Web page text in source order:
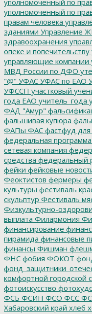
уполномоченный по
правам человека
зданиями Управление
здравоохранения
опеке и попечительству
управляющие компании
МВД России по ДФО
"@" УФАС УФАС по ЕАО
УФССП участковый
года ЕАО учитель_года
ФАД "Амур"
фальшивая купюра
ФАПы ФАС фастфуд
федеральная
сетевая компания
средства федеральный
фейки фейковые
Феоктистов фермеры
культуры фестиваль
скульптур Фестиваль
Физкультурно-
выплата Филармония
финансирование
пирамида финансовые
финансы Фишман
ФНС фобия ФОКОТ
комфортной городской
фотоискусство
ФСБ ФСИН ФСО ФСС
Хабаровский край хлеб